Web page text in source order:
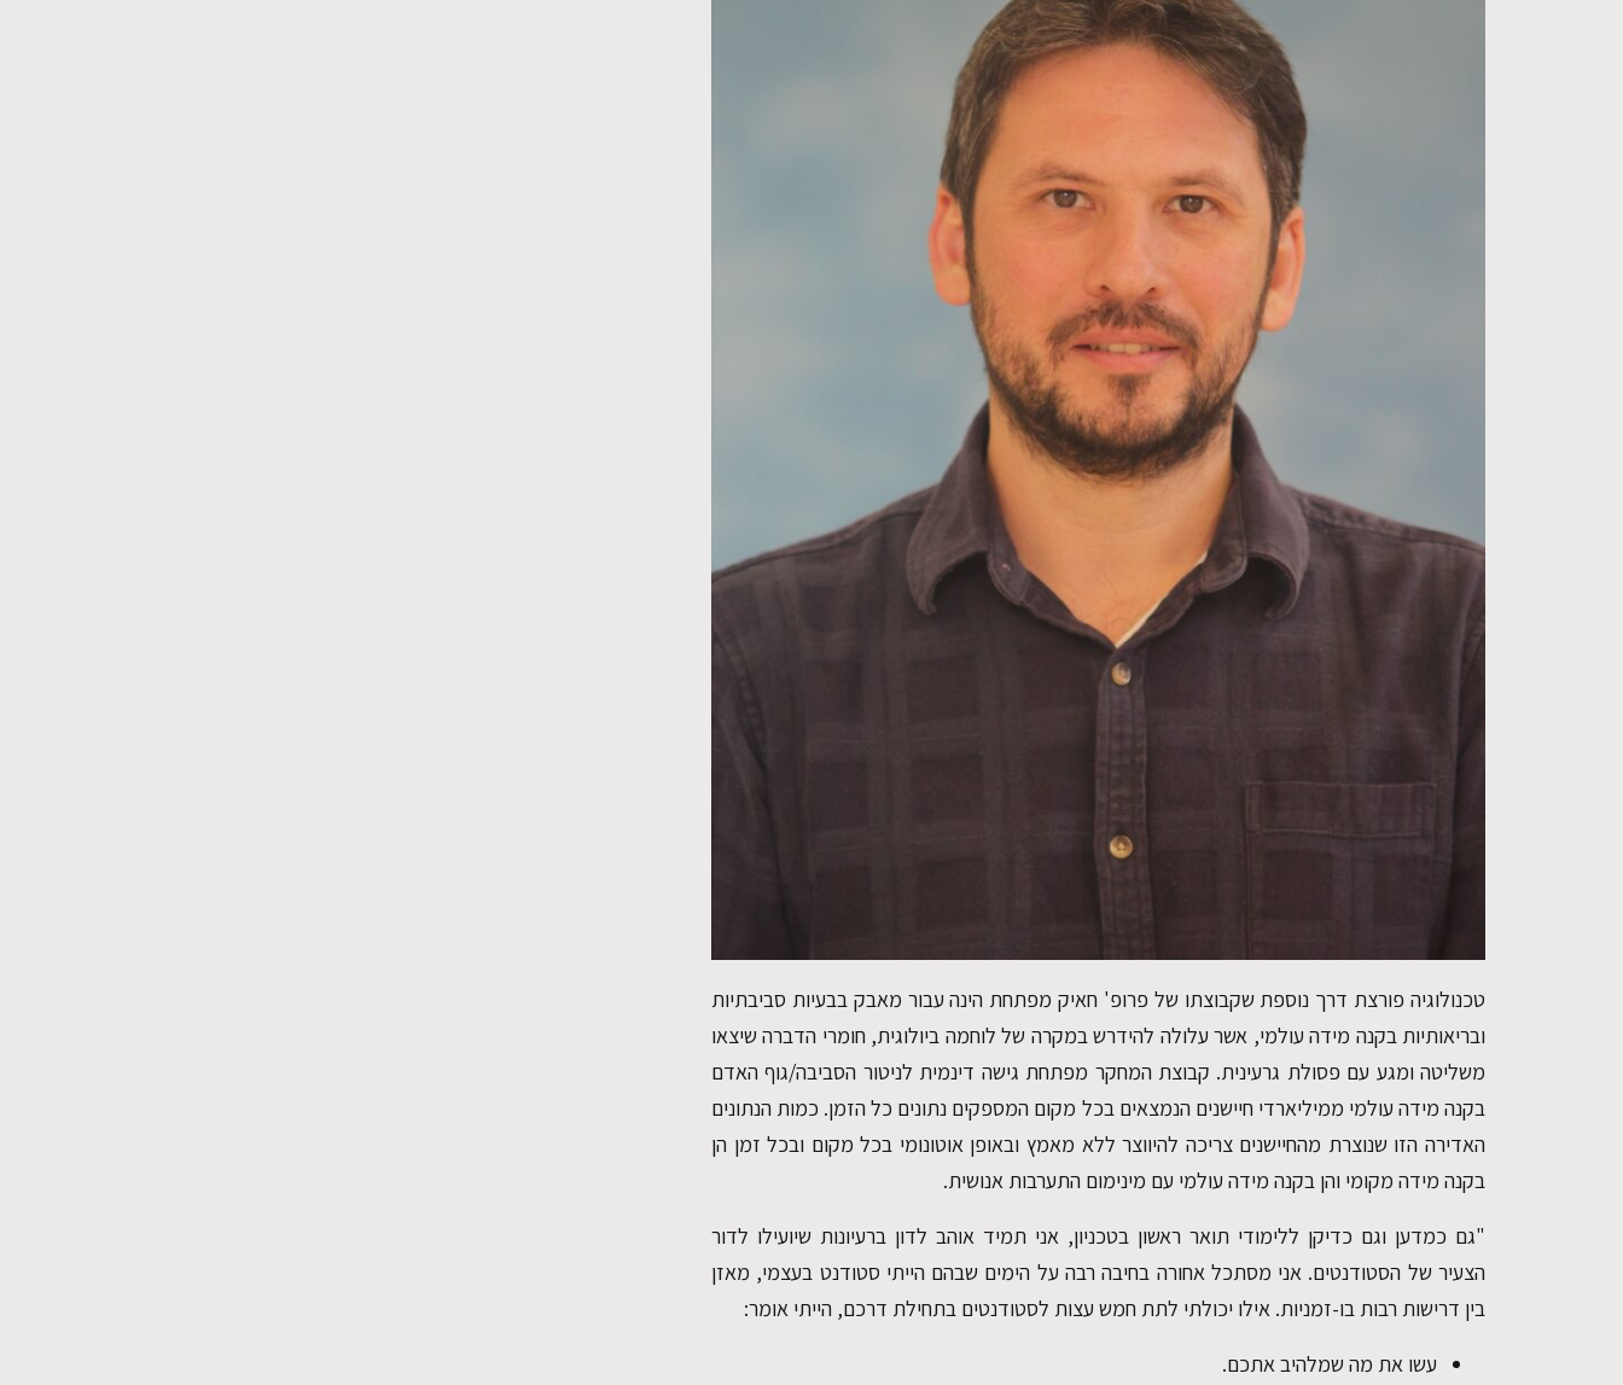
טכנולוגיה פורצת דרך נוספת שקבוצתו של פרופ' חאיק מפתחת הינה עבור מאבק בבעיות סביבתיות
ובריאותיות בקנה מידה עולמי, אשר עלולה להידרש במקרה של לוחמה ביולוגית, חומרי הדברה שיצאו
משליטה ומגע עם פסולת גרעינית. קבוצת המחקר מפתחת גישה דינמית לניטור הסביבה/גוף האדם
בקנה מידה עולמי ממיליארדי חיישנים הנמצאים בכל מקום המספקים נתונים כל הזמן. כמות הנתונים
האדירה הזו שנוצרת מהחיישנים צריכה להיווצר ללא מאמץ ובאופן אוטונומי בכל מקום ובכל זמן הן
בקנה מידה מקומי והן בקנה מידה עולמי עם מינימום התערבות אנושית.
"גם כמדען וגם כדיקן ללימודי תואר ראשון בטכניון, אני תמיד אוהב לדון ברעיונות שיועילו לדור
הצעיר של הסטודנטים. אני מסתכל אחורה בחיבה רבה על הימים שבהם הייתי סטודנט בעצמי, מאזן
בין דרישות רבות בו-זמניות. אילו יכולתי לתת חמש עצות לסטודנטים בתחילת דרכם, הייתי אומר:
עשו את מה שמלהיב אתכם.